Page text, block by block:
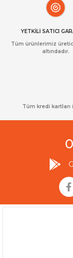
YETKİLİ SATICI
Tüm ürünlerimiz
altındadır.
Tüm kredi kartları